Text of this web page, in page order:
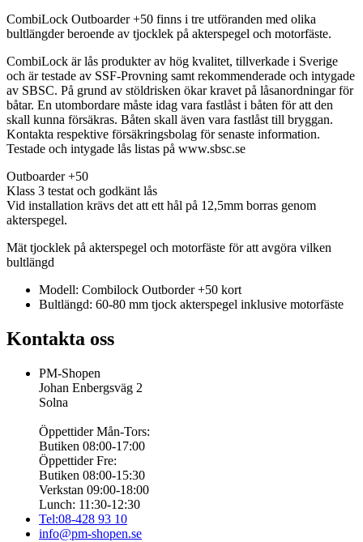
CombiLock Outboarder +50 finns i tre utföranden med olika
bultlängder beroende av tjocklek på akterspegel och motorfäste.
CombiLock är lås produkter av hög kvalitet, tillverkade i Sverige
och är testade av SSF-Provning samt rekommenderade och intygade
av SBSC. På grund av stöldrisken ökar kravet på låsanordningar för
båtar. En utombordare måste idag vara fastlåst i båten för att den
skall kunna försäkras. Båten skall även vara fastlåst till bryggan.
Kontakta respektive försäkringsbolag för senaste information.
Testade och intygade lås listas på www.sbsc.se
Outboarder +50
Klass 3 testat och godkänt lås
Vid installation krävs det att ett hål på 12,5mm borras genom
akterspegel.
Mät tjocklek på akterspegel och motorfäste för att avgöra vilken
bultlängd
Modell: Combilock Outborder +50 kort
Bultlängd: 60-80 mm tjock akterspegel inklusive motorfäste
Kontakta oss
PM-Shopen
Johan Enbergsväg 2
Solna
Öppettider Mån-Tors:
Butiken 08:00-17:00
Öppettider Fre:
Butiken 08:00-15:30
Verkstan 09:00-18:00
Lunch: 11:30-12:30
Tel:08-428 93 10
info@pm-shopen.se